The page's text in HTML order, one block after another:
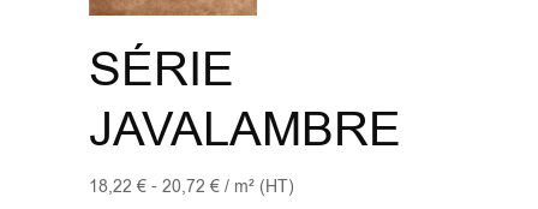
SÉRIE
JAVALAMBRE
18,22 € - 20,72 € / m² (HT)